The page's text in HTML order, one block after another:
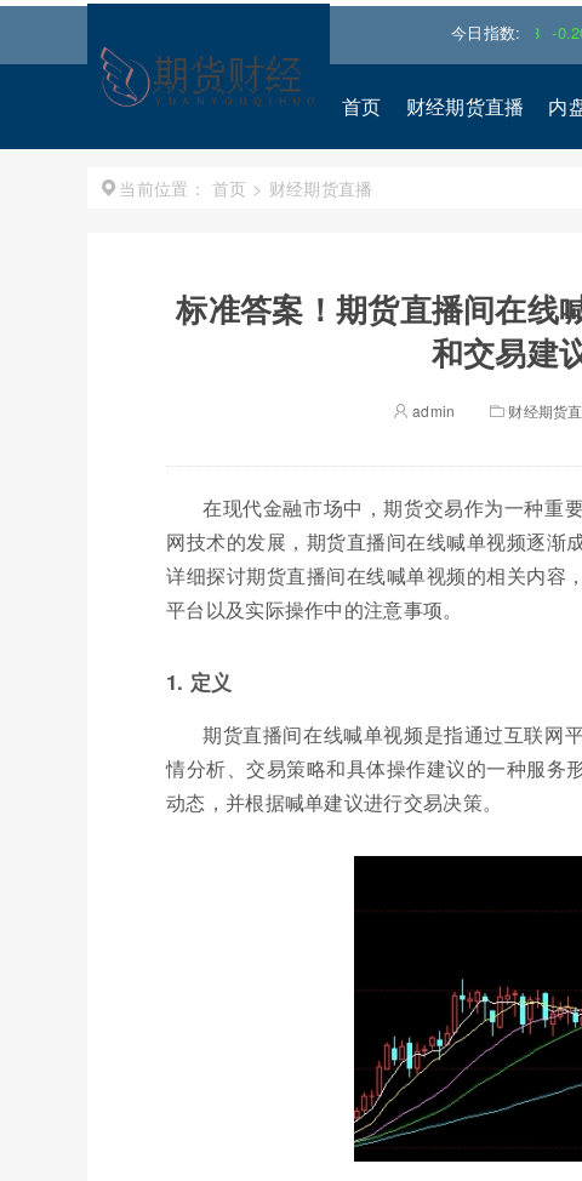
今日指数:
7708.2998 -0.20%↓
首页 财经期货直播 内
当前位置： 首页 > 财经期货直播
标准答案！期货直播间在线
和交易建
admin 财经期货
在现代金融市场中，期货交易作为一种重
网技术的发展，期货直播间在线喊单视频逐渐
详细探讨期货直播间在线喊单视频的相关内容
平台以及实际操作中的注意事项。
1. 定义
期货直播间在线喊单视频是指通过互联网
情分析、交易策略和具体操作建议的一种服务
动态，并根据喊单建议进行交易决策。